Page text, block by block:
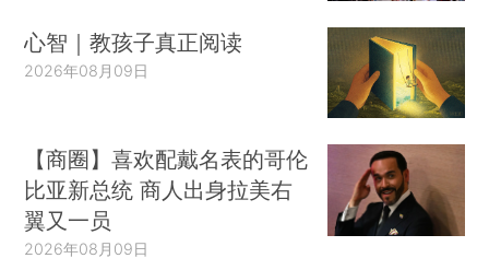
心智｜教孩子真正阅读
2026年08月09日
【商圈】喜欢配戴名表的哥伦
比亚新总统 商人出身拉美右
翼又一员
2026年08月09日